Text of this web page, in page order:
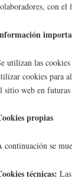
con el
utilizan las
cookies para
sitio web en
propias
continuación se
técnicas: